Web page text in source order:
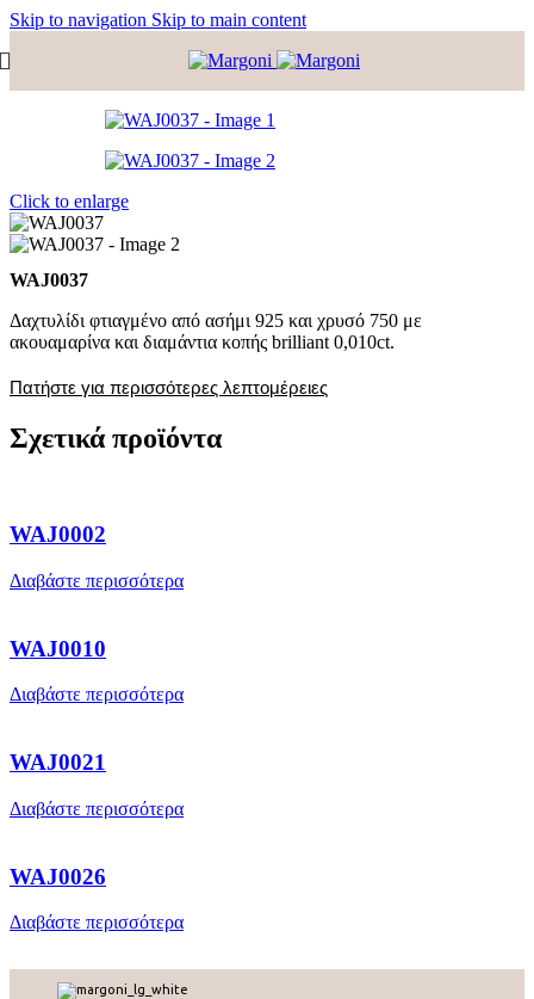
Skip to navigation Skip to main content
Click to enlarge
WAJ0037
Δαχτυλίδι φτιαγμένο από ασήμι 925 και χρυσό 750 με
ακουαμαρίνα και διαμάντια κοπής brilliant 0,010ct.
Πατήστε για περισσότερες λεπτομέρειες
Σχετικά προϊόντα
WAJ0002
Διαβάστε περισσότερα
WAJ0010
Διαβάστε περισσότερα
WAJ0021
Διαβάστε περισσότερα
WAJ0026
Διαβάστε περισσότερα